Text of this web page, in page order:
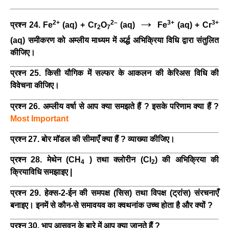
प्रश्न 24. Fe2+ (aq) + Cr2O7
2–(aq) → Fe3+(aq) + Cr3+
(aq) समीकरण को अम्लीय माध्यम में अर्द्ध अभिक्रिया विधि द्वारा संतुलित
कीजिए।
प्रश्न 25. किसी यौगिक में सल्फर के आकलन की केरिअस विधि की
विवेचना कीजिए।
प्रश्न 26. अम्लीय वर्षा से आप क्या समझते हैं ? इसके परिणाम क्या हैं ?
Most Important
प्रश्न 27. बोर मॉडल की सीमाएँ क्या हैं ? व्याख्या कीजिए।
प्रश्न 28. मेथेन (CH 4 ) तथा क्लोरीन (Cl 2) की अभिक्रिया की
क्रियाविधि समझाइए |
प्रश्न 29. हेक्स-2-ईन की समपक्ष (सिस) तथा विपक्ष (ट्रांस) संरचनाएँ
बनाइए। इनमें से कौन-से समावयव का क्वथनांक उच्च होता है और क्यों ?
प्रश्न 30. भाप आसवन के बारे में आप क्या जानते हैं ?